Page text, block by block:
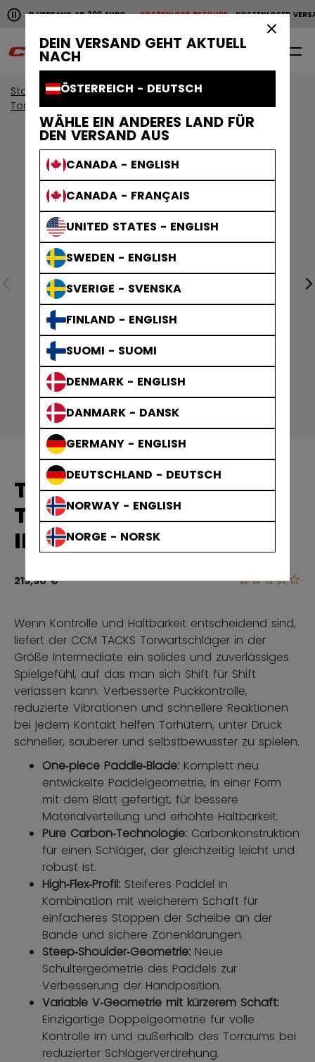
DEIN VERSAND GEHT AKTUELL
NACH
ÖSTERREICH - DEUTSCH
WÄHLE EIN ANDERES LAND FÜR
DEN VERSAND AUS
CANADA - ENGLISH
CANADA - FRANÇAIS
UNITED STATES - ENGLISH
SWEDEN - ENGLISH
SVERIGE - SVENSKA
FINLAND - ENGLISH
SUOMI - SUOMI
DENMARK - ENGLISH
DANMARK - DANSK
GERMANY - ENGLISH
DEUTSCHLAND - DEUTSCH
NORWAY - ENGLISH
NORGE - NORSK
Horizontale Bildlaufanimation anhalten.
VERSAND AB 200 EUROKOSTENLOSE RETOURE KOSTENLOSER
KOSTENLOSER VERSAND AB 200 EURO KOSTENLOSE
0
Start Torwart
Torwartausrüstung
Torwartschläger
TACKS
TORWARTSCHLÄGER
INTERMEDIATE P4
219,90 € 3,6 von 5
Wenn Kontrolle und Haltbarkeit entscheidend sind,
liefert der CCM TACKS Torwartschläger in der
Größe Intermediate ein solides und zuverlässiges
Spielgefühl, auf das man sich Shift für Shift
verlassen kann. Verbesserte Puckkontrolle,
reduzierte Vibrationen und schnellere Reaktionen
bei jedem Kontakt helfen Torhütern, unter Druck
schneller, sauberer und selbstbewusster zu spielen.
One‑piece Paddle‑Blade: Komplett neu
entwickelte Paddelgeometrie, in einer Form
mit dem Blatt gefertigt, für bessere
Materialverteilung und erhöhte Haltbarkeit.
Pure Carbon‑Technologie: Carbonkonstruktion
für einen Schläger, der gleichzeitig leicht und
robust ist.
High‑Flex‑Profil: Steiferes Paddel in
Kombination mit weicherem Schaft für
einfacheres Stoppen der Scheibe an der
Bande und sichere Zonenklärungen.
Steep‑Shoulder‑Geometrie: Neue
Schultergeometrie des Paddels zur
Verbesserung der Handposition.
Variable V‑Geometrie mit kürzerem Schaft:
Einzigartige Doppelgeometrie für volle
Kontrolle im und außerhalb des Torraums bei
reduzierter Schlägerverdrehung.